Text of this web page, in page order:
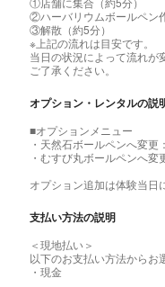
②ハーバリウムボールペン
③解散（約5分）
※上記の流れは目安です。
当日の状況によって流れが
ご了承ください。
オプション・レンタルの説
■オプションメニュー
・天然石ボールペンへ変更
・むすび丸ボールペンへ変
オプション追加は体験当日
支払い方法の説明
＜現地払い＞
以下のお支払い方法からお
・現金